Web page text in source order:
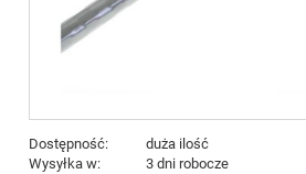
Dostępność:
duża ilość
Wysyłka w:
3 dni robocze